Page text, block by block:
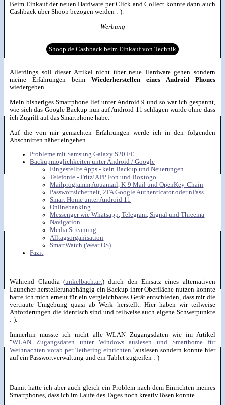
Beim Einkauf der neuen Hardware per Click and Collect konnte dann auch
Cashback über Shoop bezogen werden :-).
Werbung
Shoop.de Cashback beim Einkauf von Technik
Allerdings soll dieser Artikel nicht über neue Hardware gehen sondern
meine Erfahrungen beim Wiederherstellen eines Android Phones
wiedergeben.
Mein bisheriges Smartphone lief unter Android 9 und so war ich gespannt,
wie sich das Google Backup nun auf Android 11 schlagen würde ohne dass
ich Zugriff auf das Smartphone habe.
Auf die von mir gemachten Erfahrungen werde ich in den folgenden
Abschnitten näher eingehen.
Probleme mit Samsung Galaxy S20 FE
Backupmöglichkeiten unter Android / Google
Eingestellte Apps - kein Backup und Neuerungen
Telefonie - Fritz!APP Fon und Boxtogo
Mailprogramm Aquamail, K-9 Mail und OpenKey-Chain
Passwortsicherheit, 2FA Google Authenticator oder nPass
Smart Home unter Android 11
Onlinebanking
Messenger wie Whatsapp, Telegram, Signal und Threema
Navigation
Media Streaming
Alltagsorganisation
SmartWatch (Wear OS)
Fazit
Während Claudia (unkelbach.art) durch den Einsatz eines alternativen
Launcher herstellerunabhängig ein Backup ihrer Oberfläche nutzen konnte
hatte ich mich erneut für ein vergleichbares Gerät entschieden, dass mir die
vertraute Umgebung quasi ab Werk herstellt. Hier haben wir teilweise
Anforderungen die identisch sind und teilweise auch eigene Schwerpunkte
:-).
Immerhin musste ich nicht alle WLAN Zugangsdaten wie im Artikel
"WLAN Zugangsdaten unter Windows auslesen und Smarthome für
Weihnachten vorab per Tethering einrichten" auslesen sondern konnte hier
auf ein Passwortverwaltung und ein Tablet zugreifen :-)
Damit hatte ich aber auch gleich ein Problem nach dem Einrichten meines
Smartphones, dass ich im Laufe des Tages noch kreativ lösen konnte.